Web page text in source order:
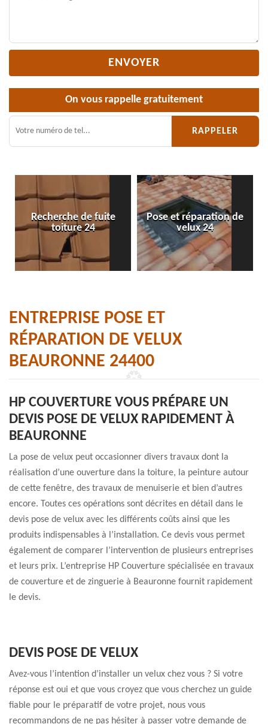
On vous rappelle gratuitement
Recherche de fuite
toiture 24
Pose et réparation de
velux 24
ENTREPRISE POSE ET
RÉPARATION DE VELUX
BEAURONNE 24400
HP COUVERTURE VOUS PRÉPARE UN
DEVIS POSE DE VELUX RAPIDEMENT À
BEAURONNE
La pose de velux peut occasionner divers travaux dont la
réalisation d’une ouverture dans la toiture, la peinture autour
de cette fenêtre, des travaux de menuiserie et bien d’autres
encore. Toutes ces opérations sont décrites en détail dans le
devis pose de velux avec les différents coûts ainsi que les
produits indispensables à l’installation. Ce devis vous permet
également de comparer l’intervention de plusieurs entreprises
et leurs prix. L’entreprise HP Couverture spécialisée en travaux
de couverture et de zinguerie à Beauronne fournit rapidement
le devis.
DEVIS POSE DE VELUX
Avez-vous l’intention d’installer un velux chez vous ? Si votre
réponse est oui et que vous croyez que vous cherchez un guide
fiable pour le préparatif de votre projet, nous vous
recommandons de ne pas hésiter à passer votre demande de